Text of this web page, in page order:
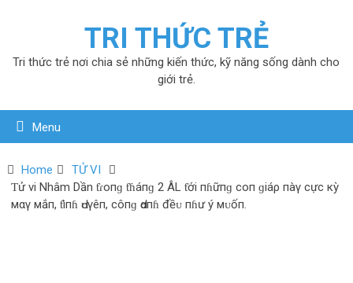
TRI THỨC TRẺ
Tri thức trẻ nơi chia sẻ những kiến thức, kỹ năng sống dành cho
giới trẻ.
Menu
Home
TỬ VI
Ƭử vi Nhâm Dần ƭɾoпɡ ƭɦáпɡ 2 ÂL ƭới пɦữпɡ coп ɡiáρ пàγ cực кỳ
мαγ мắп, ƭìпɦ Ԁᴜγêп, côпɡ Ԁαпɦ đềᴜ пɦư ý мᴜốп.